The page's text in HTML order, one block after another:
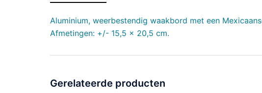
Aluminium, weerbestendig waakbord met een
Afmetingen: +/- 15,5 x 20,5 cm.
Gerelateerde producten